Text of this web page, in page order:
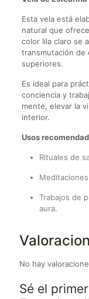
Esta vela está
natural que
color lila claro se
transmutación de
superiores.
Es ideal para
conciencia y
mente, elevar la
interior.
Usos
Rituales de
Trabajos de
aura.
No hay
Sé el